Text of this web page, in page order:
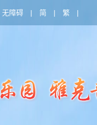
无障碍 | 简 | 繁 |